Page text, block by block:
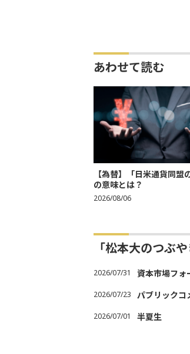
あわせて読む
【為替】「日米通貨同盟
の意味とは？
2026/08/06
「松本大のつぶ
2026/07/31 資本市場フォ
2026/07/23 パブリックコ
2026/07/01 半夏生